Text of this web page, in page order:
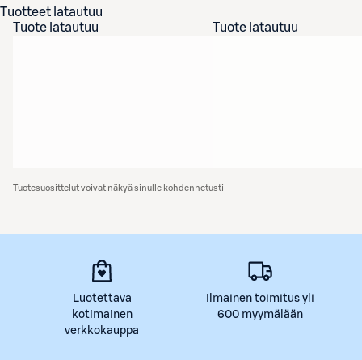
Tuotteet latautuu
Tuote latautuu
Tuote latautuu
Tuotesuosittelut voivat näkyä sinulle kohdennetusti
Luotettava
kotimainen
verkkokauppa
Ilmainen toimitus yli
600 myymälään